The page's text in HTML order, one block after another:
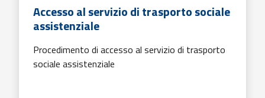
Accesso al servizio di trasporto sociale
assistenziale
Procedimento di accesso al servizio di trasporto
sociale assistenziale